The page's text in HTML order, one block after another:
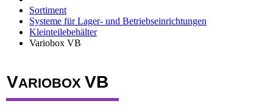
Sortiment
Systeme für Lager- und Betriebseinrichtungen
Kleinteilebehälter
Variobox VB
VARIOBOX VB